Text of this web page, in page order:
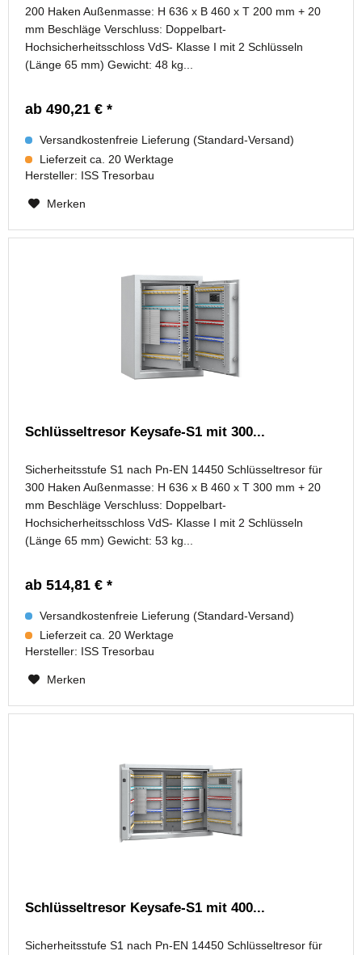
200 Haken Außenmasse: H 636 x B 460 x T 200 mm + 20
mm Beschläge Verschluss: Doppelbart-
Hochsicherheitsschloss VdS- Klasse I mit 2 Schlüsseln
(Länge 65 mm) Gewicht: 48 kg...
ab 490,21 € *
Versandkostenfreie Lieferung (Standard-Versand)
Lieferzeit ca. 20 Werktage
Hersteller: ISS Tresorbau
Merken
Schlüsseltresor Keysafe-S1 mit 300...
Sicherheitsstufe S1 nach Pn-EN 14450 Schlüsseltresor für
300 Haken Außenmasse: H 636 x B 460 x T 300 mm + 20
mm Beschläge Verschluss: Doppelbart-
Hochsicherheitsschloss VdS- Klasse I mit 2 Schlüsseln
(Länge 65 mm) Gewicht: 53 kg...
ab 514,81 € *
Versandkostenfreie Lieferung (Standard-Versand)
Lieferzeit ca. 20 Werktage
Hersteller: ISS Tresorbau
Merken
Schlüsseltresor Keysafe-S1 mit 400...
Sicherheitsstufe S1 nach Pn-EN 14450 Schlüsseltresor für